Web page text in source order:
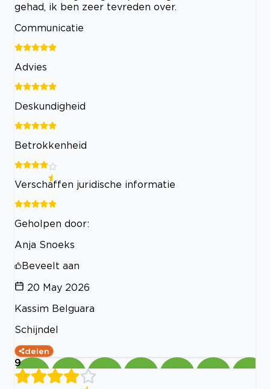
gehad, ik ben zeer tevreden over.
Communicatie
Advies
Deskundigheid
Betrokkenheid
Verschaffen juridische informatie
Geholpen door:
Anja Snoeks
Beveelt aan
20 May 2026
Kassim Belguara
Schijndel
delen
9